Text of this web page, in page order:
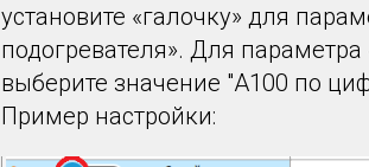
установите «галочку» для
подогревателя». Для
выберите значение "А100 по
Пример настройки: